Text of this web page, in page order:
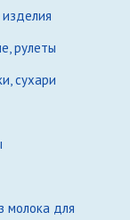
рулеты
сухари
молока для